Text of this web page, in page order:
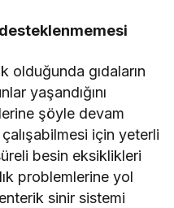
desteklenmemesi
olduğunda gıdaların
yaşandığını
şöyle devam
için yeterli
besin eksiklikleri
problemlerine yol
sinir sistemi